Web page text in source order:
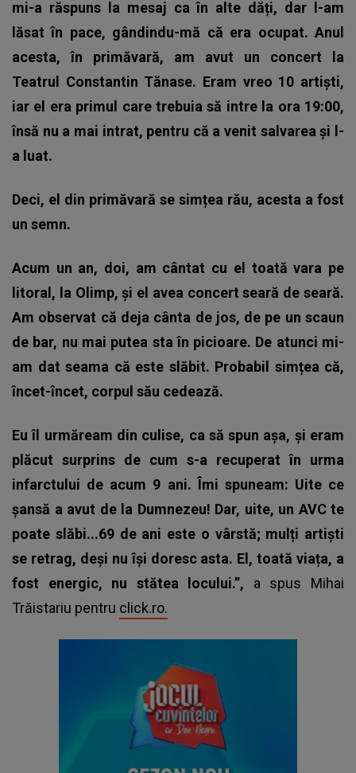
mi-a răspuns la mesaj ca în alte dăți, dar l-am
lăsat în pace, gândindu-mă că era ocupat. Anul
acesta, în primăvară, am avut un concert la
Teatrul Constantin Tănase. Eram vreo 10 artiști,
iar el era primul care trebuia să intre la ora 19:00,
însă nu a mai intrat, pentru că a venit salvarea și l-
a luat.
Deci, el din primăvară se simțea rău, acesta a fost
un semn.
Acum un an, doi, am cântat cu el toată vara pe
litoral, la Olimp, și el avea concert seară de seară.
Am observat că deja cânta de jos, de pe un scaun
de bar, nu mai putea sta în picioare. De atunci mi-
am dat seama că este slăbit. Probabil simțea că,
încet-încet, corpul său cedează.
Eu îl urmăream din culise, ca să spun așa, și eram
plăcut surprins de cum s-a recuperat în urma
infarctului de acum 9 ani. Îmi spuneam: Uite ce
șansă a avut de la Dumnezeu! Dar, uite, un AVC te
poate slăbi...69 de ani este o vârstă; mulți artiști
se retrag, deși nu își doresc asta. El, toată viața, a
fost energic, nu stătea locului.”, a spus Mihai
Trăistariu pentru click.ro.